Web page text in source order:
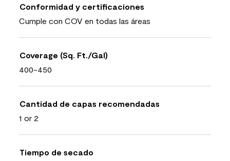
Conformidad y certificaciones
Cumple con COV en todas las áreas
Coverage (Sq. Ft./Gal)
400-450
Cantidad de capas recomendadas
1 or 2
Tiempo de secado